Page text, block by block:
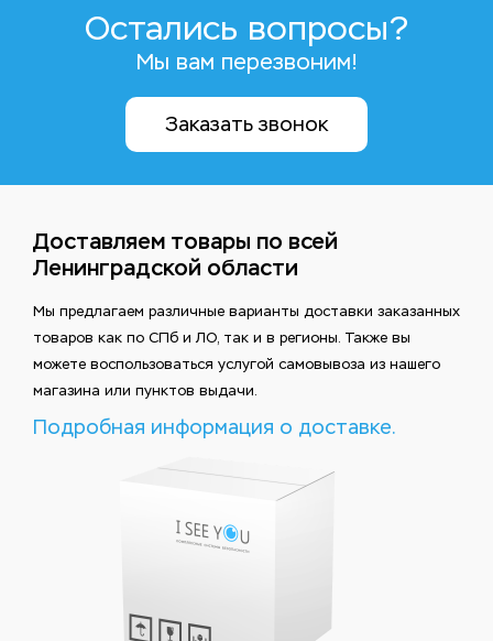
Остались вопросы?
Мы вам перезвоним!
Заказать звонок
Доставляем товары по всей
Ленинградской области
Мы предлагаем различные варианты доставки заказанных
товаров как по СПб и ЛО, так и в регионы. Также вы
можете воспользоваться услугой самовывоза из нашего
магазина или пунктов выдачи.
Подробная информация о доставке.